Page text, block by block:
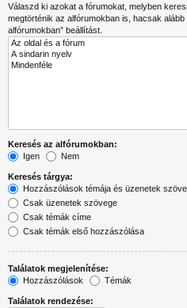
Válaszd ki azokat a fórumokat, melyben
megtörténik az alfórumokban is, hacsak
alfórumokban” beállítást.
Keresés az alfórumokban:
Igen
Nem
Keresés tárgya:
Hozzászólások témája és üzenetek
Csak üzenetek szövege
Csak témák címe
Csak témák első hozzászólása
Találatok megjelenítése:
Hozzászólások
Témák
Találatok rendezése: